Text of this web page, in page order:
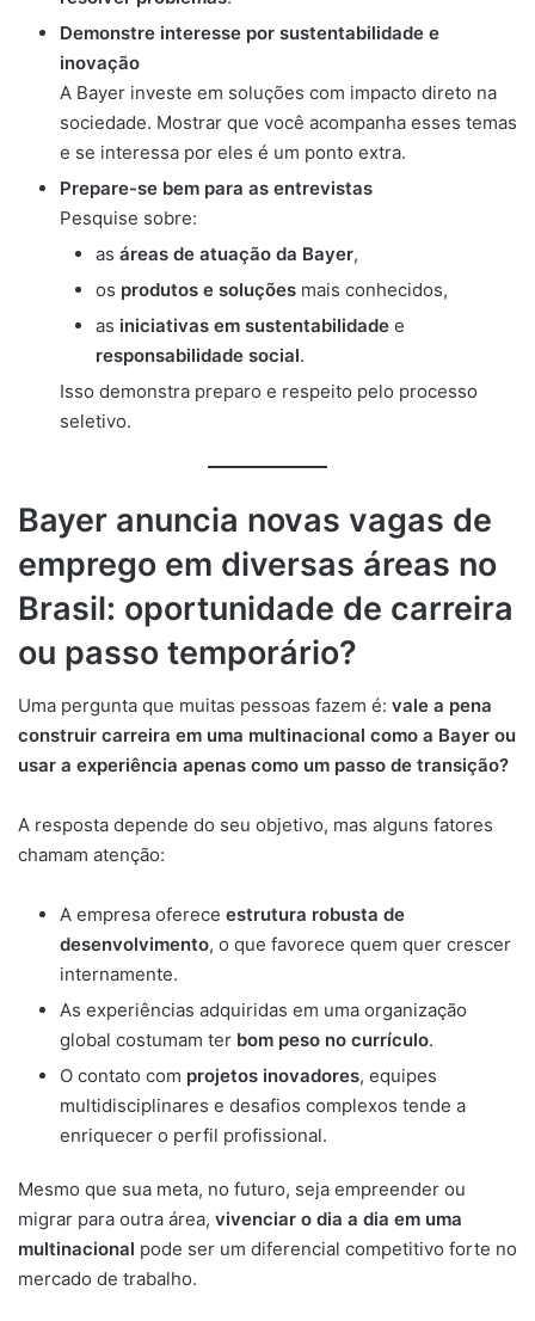
Demonstre interesse por sustentabilidade e
inovação
A Bayer investe em soluções com impacto direto na
sociedade. Mostrar que você acompanha esses temas
e se interessa por eles é um ponto extra.
Prepare-se bem para as entrevistas
Pesquise sobre:
as áreas de atuação da Bayer,
os produtos e soluções mais conhecidos,
as iniciativas em sustentabilidade e
responsabilidade social.
Isso demonstra preparo e respeito pelo processo
seletivo.
Bayer anuncia novas vagas de
emprego em diversas áreas no
Brasil: oportunidade de carreira
ou passo temporário?
Uma pergunta que muitas pessoas fazem é: vale a pena
construir carreira em uma multinacional como a Bayer ou
usar a experiência apenas como um passo de transição?
A resposta depende do seu objetivo, mas alguns fatores
chamam atenção:
A empresa oferece estrutura robusta de
desenvolvimento, o que favorece quem quer crescer
internamente.
As experiências adquiridas em uma organização
global costumam ter bom peso no currículo.
O contato com projetos inovadores, equipes
multidisciplinares e desafios complexos tende a
enriquecer o perfil profissional.
Mesmo que sua meta, no futuro, seja empreender ou
migrar para outra área, vivenciar o dia a dia em uma
multinacional pode ser um diferencial competitivo forte no
mercado de trabalho.